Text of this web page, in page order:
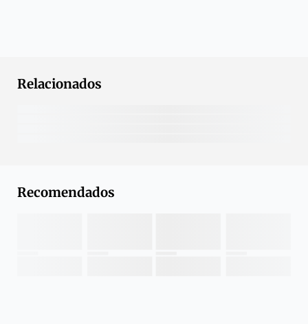
Relacionados
Recomendados